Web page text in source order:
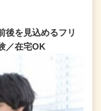
後を見込めるフリ
／在宅OK